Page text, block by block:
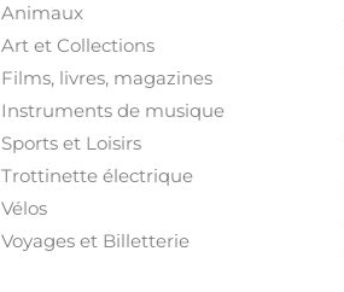
Animaux
Art et Collections
Films, livres, magazines
Instruments de musique
Sports et Loisirs
Trottinette électrique
Vélos
Voyages et Billetterie